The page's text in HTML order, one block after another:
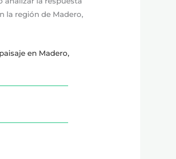
la región de Madero,
en Madero,